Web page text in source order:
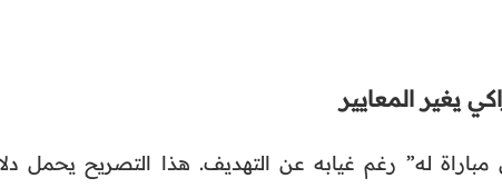
له” رغم غيابه عن التهديف. هذا التصريح يحمل